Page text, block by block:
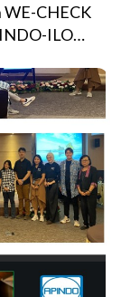
WE-CHECK
ILO